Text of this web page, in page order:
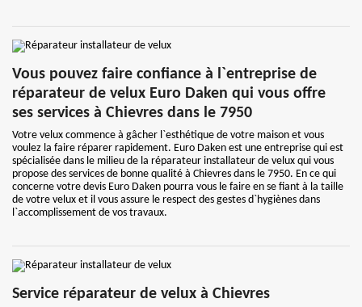
Vous pouvez faire confiance à l`entreprise de
réparateur de velux Euro Daken qui vous offre
ses services à Chievres dans le 7950
Votre velux commence à gâcher l`esthétique de votre maison et vous
voulez la faire réparer rapidement. Euro Daken est une entreprise qui est
spécialisée dans le milieu de la réparateur installateur de velux qui vous
propose des services de bonne qualité à Chievres dans le 7950. En ce qui
concerne votre devis Euro Daken pourra vous le faire en se fiant à la taille
de votre velux et il vous assure le respect des gestes d`hygiènes dans
l`accomplissement de vos travaux.
Service réparateur de velux à Chievres